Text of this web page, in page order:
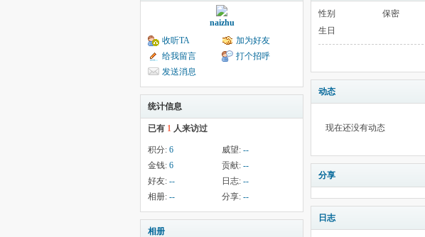
naizhu
收听TA
加为好友
给我留言
打个招呼
发送消息
统计信息
已有 1 人来访过
积分: 6 威望: --
金钱: 6 贡献: --
好友: -- 日志: --
相册: -- 分享: --
相册
性别
保密
生日
动态
现在还没有动态
分享
日志